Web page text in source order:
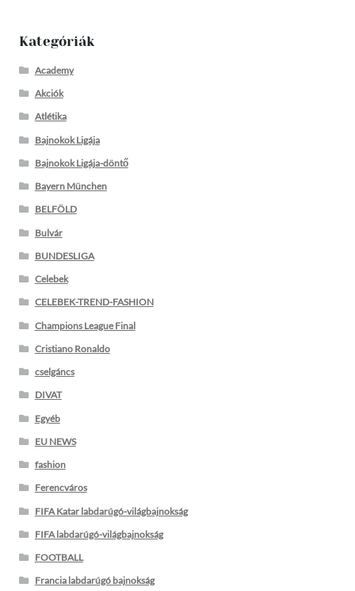
Kategóriák
Academy
Akciók
Atlétika
Bajnokok Ligája
Bajnokok Ligája-döntő
Bayern München
BELFÖLD
Bulvár
BUNDESLIGA
Celebek
CELEBEK-TREND-FASHION
Champions League Final
Cristiano Ronaldo
cselgáncs
DIVAT
Egyéb
EU NEWS
fashion
Ferencváros
FIFA Katar labdarúgó-világbajnokság
FIFA labdarúgó-világbajnokság
FOOTBALL
Francia labdarúgó bajnokság